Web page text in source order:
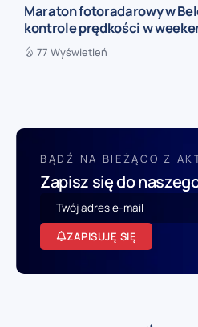
Maraton fotoradarowy w
kontrole prędkości w
77 Wyświetleń
BĄDŹ NA BIEŻĄCO Z
Zapisz się do
ZAPISUJĘ SIĘ